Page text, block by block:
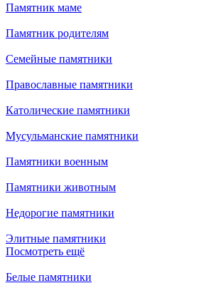
Памятник маме
Памятник родителям
Семейные памятники
Православные памятники
Католические памятники
Мусульманские памятники
Памятники военным
Памятники животным
Недорогие памятники
Элитные памятники
Посмотреть ещё
Белые памятники